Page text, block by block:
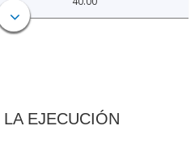
EJECUCIÓN